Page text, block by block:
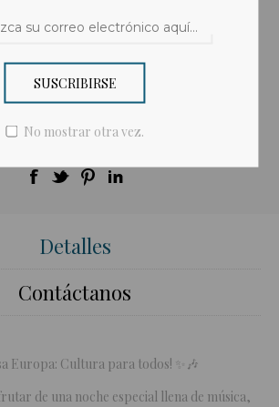
$0.00
Añadir al carrito
Detalles
Contáctanos
Europa: Cultura para todos! ✨🎶
de una noche especial llena de música,
SUSCRIBIRSE
No mostrar otra vez.